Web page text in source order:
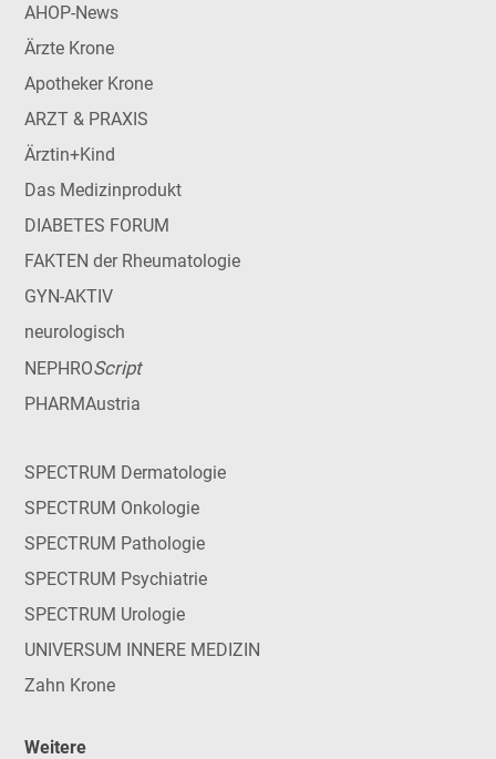
AHOP-News
Ärzte Krone
Apotheker Krone
ARZT & PRAXIS
Ärztin+Kind
Das Medizinprodukt
DIABETES FORUM
FAKTEN der Rheumatologie
GYN-AKTIV
neurologisch
NEPHROScript
PHARMAustria
SPECTRUM Dermatologie
SPECTRUM Onkologie
SPECTRUM Pathologie
SPECTRUM Psychiatrie
SPECTRUM Urologie
UNIVERSUM INNERE MEDIZIN
Zahn Krone
Weitere